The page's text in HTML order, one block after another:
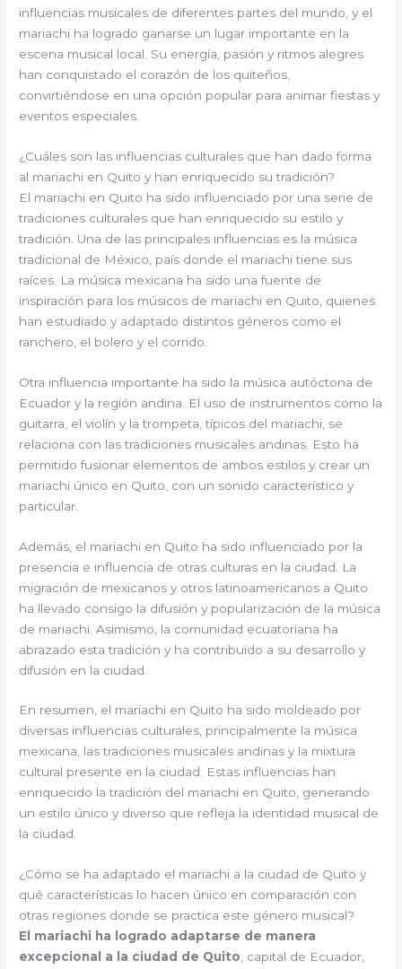
influencias musicales de diferentes partes del mundo, y el
mariachi ha logrado ganarse un lugar importante en la
escena musical local. Su energía, pasión y ritmos alegres
han conquistado el corazón de los quiteños,
convirtiéndose en una opción popular para animar fiestas y
eventos especiales.
¿Cuáles son las influencias culturales que han dado forma
al mariachi en Quito y han enriquecido su tradición?
El mariachi en Quito ha sido influenciado por una serie de
tradiciones culturales que han enriquecido su estilo y
tradición. Una de las principales influencias es la música
tradicional de México, país donde el mariachi tiene sus
raíces. La música mexicana ha sido una fuente de
inspiración para los músicos de mariachi en Quito, quienes
han estudiado y adaptado distintos géneros como el
ranchero, el bolero y el corrido.
Otra influencia importante ha sido la música autóctona de
Ecuador y la región andina. El uso de instrumentos como la
guitarra, el violín y la trompeta, típicos del mariachi, se
relaciona con las tradiciones musicales andinas. Esto ha
permitido fusionar elementos de ambos estilos y crear un
mariachi único en Quito, con un sonido característico y
particular.
Además, el mariachi en Quito ha sido influenciado por la
presencia e influencia de otras culturas en la ciudad. La
migración de mexicanos y otros latinoamericanos a Quito
ha llevado consigo la difusión y popularización de la música
de mariachi. Asimismo, la comunidad ecuatoriana ha
abrazado esta tradición y ha contribuido a su desarrollo y
difusión en la ciudad.
En resumen, el mariachi en Quito ha sido moldeado por
diversas influencias culturales, principalmente la música
mexicana, las tradiciones musicales andinas y la mixtura
cultural presente en la ciudad. Estas influencias han
enriquecido la tradición del mariachi en Quito, generando
un estilo único y diverso que refleja la identidad musical de
la ciudad.
¿Cómo se ha adaptado el mariachi a la ciudad de Quito y
qué características lo hacen único en comparación con
otras regiones donde se practica este género musical?
El mariachi ha logrado adaptarse de manera
excepcional a la ciudad de Quito, capital de Ecuador,